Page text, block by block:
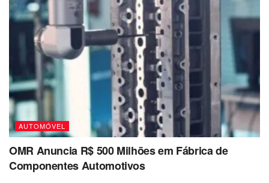
AUTOMÓVEL
OMR Anuncia R$ 500 Milhões em Fábrica de
Componentes Automotivos